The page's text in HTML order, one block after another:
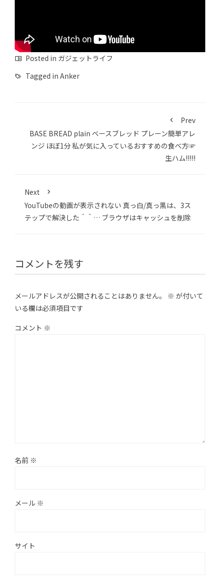
Posted in ガジェットライフ
Tagged in Anker
Prev
BASE BREAD plain ベースブレッド プレーン簡単アレ
ンジ ほぼ1分 私が気に入っているおすすめの食べ方☞
生ハム!!!!!
Next
YouTubeの動画が表示されない 真っ白/真っ黒は、3ス
テップで解決した＾＾… ブラウザはキャッシュを削除
コメントを残す
メールアドレスが公開されることはありません。 ※ が付いて
いる欄は必須項目です
コメント ※
名前 ※
メール ※
サイト